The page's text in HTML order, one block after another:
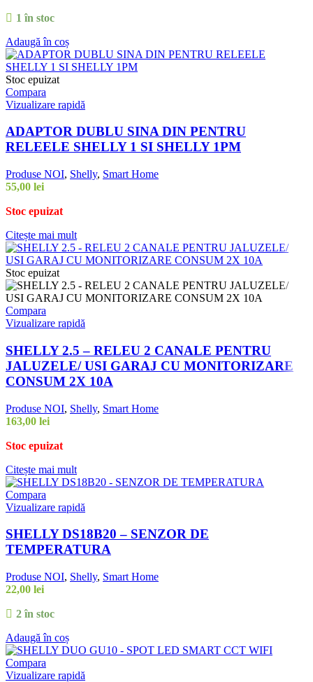
1 în stoc
Adaugă în coș
Stoc epuizat
Compara
Vizualizare rapidă
ADAPTOR DUBLU SINA DIN PENTRU
RELEELE SHELLY 1 SI SHELLY 1PM
Produse NOI, Shelly, Smart Home
55,00 lei
Stoc epuizat
Citește mai mult
Stoc epuizat
Compara
Vizualizare rapidă
SHELLY 2.5 – RELEU 2 CANALE PENTRU
JALUZELE/ USI GARAJ CU MONITORIZARE
CONSUM 2X 10A
Produse NOI, Shelly, Smart Home
163,00 lei
Stoc epuizat
Citește mai mult
Compara
Vizualizare rapidă
SHELLY DS18B20 – SENZOR DE
TEMPERATURA
Produse NOI, Shelly, Smart Home
22,00 lei
2 în stoc
Adaugă în coș
Compara
Vizualizare rapidă